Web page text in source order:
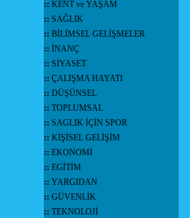
:: KENT ve YAŞAM
:: SAĞLIK
:: BİLİMSEL GELİŞMELER
:: İNANÇ
:: SİYASET
:: ÇALIŞMA HAYATI
:: DÜŞÜNSEL
:: TOPLUMSAL
:: SAGLIK İÇİN SPOR
:: KİŞİSEL GELİŞİM
:: EKONOMİ
:: EGİTİM
:: YARGIDAN
:: GÜVENLİK
:: TEKNOLOJİ